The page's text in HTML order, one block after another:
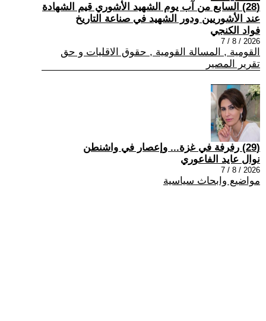
(28) السابع من آب يوم الشهيد الأشوري قيم الشهادة
عند الأشوريين ودور الشهيد في صناعة التاريخ
فواد الكنجي
2026 / 8 / 7
القومية , المسالة القومية , حقوق الاقليات و حق
تقرير المصير
(29) رفرفة في غزة... وإعصار في واشنطن
نوال عايد الفاعوري
2026 / 8 / 7
مواضيع وابحاث سياسية